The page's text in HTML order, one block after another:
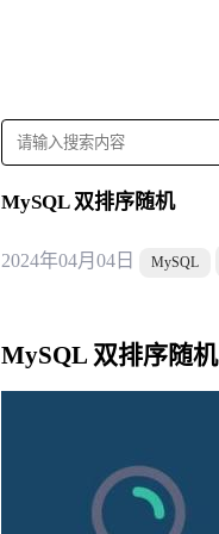
MySQL 双排序随机
2024年04月04日 MySQL
MySQL 双排序随机